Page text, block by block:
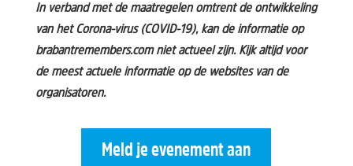
In verband met de maatregelen omtrent de ontwikkeling
van het Corona-virus (COVID-19), kan de informatie op
brabantremembers.com niet actueel zijn. Kijk altijd voor
de meest actuele informatie op de websites van de
organisatoren.
Meld je evenement aan